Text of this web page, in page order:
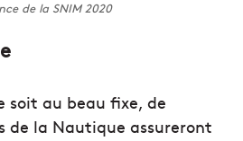
de la SNIM 2020
soit au beau fixe, de
de la Nautique assureront